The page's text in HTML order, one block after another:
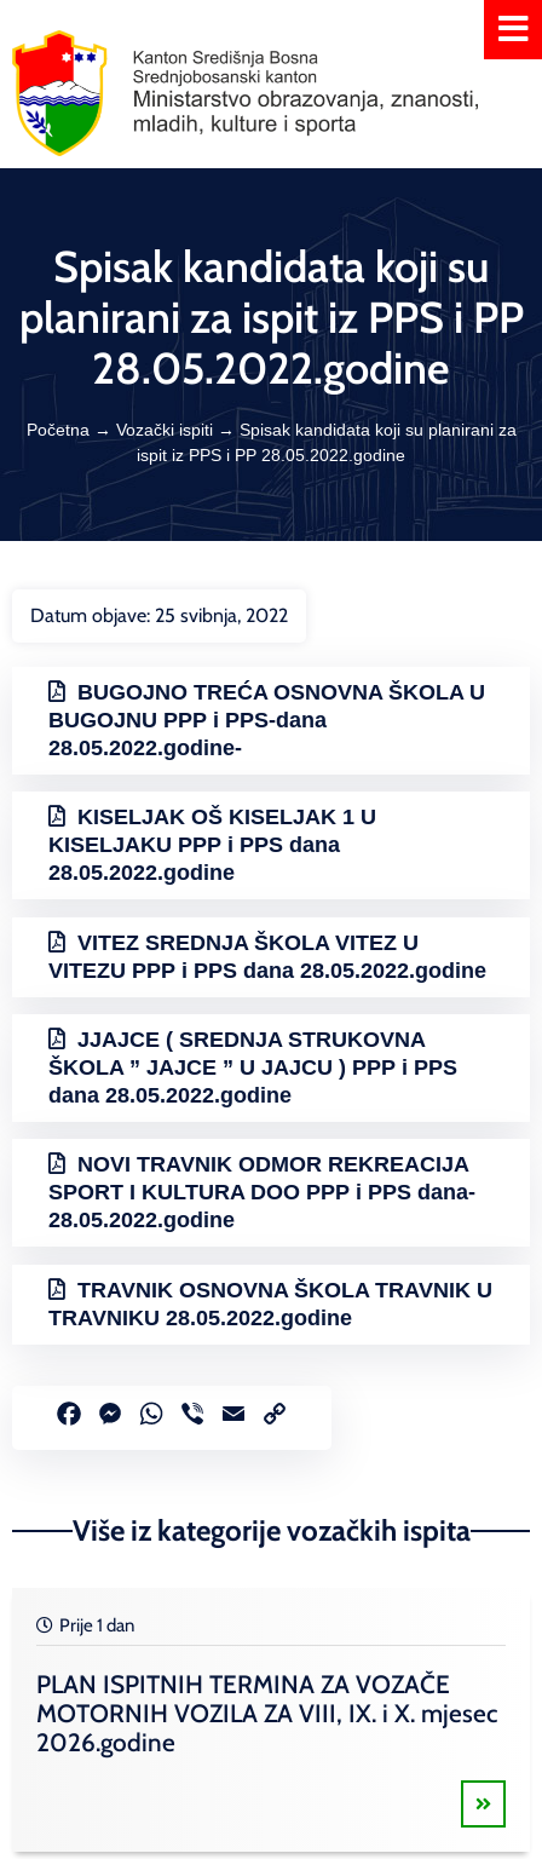
Spisak kandidata koji su
planirani za ispit iz PPS i PP
28.05.2022.godine
Početna → Vozački ispiti→ Spisak kandidata koji su planirani za
ispit iz PPS i PP 28.05.2022.godine
Datum objave: 25 svibnja, 2022
BUGOJNO TREĆA OSNOVNA ŠKOLA U
BUGOJNU PPP i PPS-dana
28.05.2022.godine-
KISELJAK OŠ KISELJAK 1 U
KISELJAKU PPP i PPS dana
28.05.2022.godine
VITEZ SREDNJA ŠKOLA VITEZ U
VITEZU PPP i PPS dana 28.05.2022.godine
JJAJCE ( SREDNJA STRUKOVNA
ŠKOLA ” JAJCE ” U JAJCU ) PPP i PPS
dana 28.05.2022.godine
NOVI TRAVNIK ODMOR REKREACIJA
SPORT I KULTURA DOO PPP i PPS dana-
28.05.2022.godine
TRAVNIK OSNOVNA ŠKOLA TRAVNIK U
TRAVNIKU 28.05.2022.godine
FacebookMessenger
WhatsApp
Viber Email
Više iz kategorije vozačkih ispita
Prije 1 dan
PLAN ISPITNIH TERMINA ZA VOZAČE
MOTORNIH VOZILA ZA VIII, IX. i X. mjesec
2026.godine